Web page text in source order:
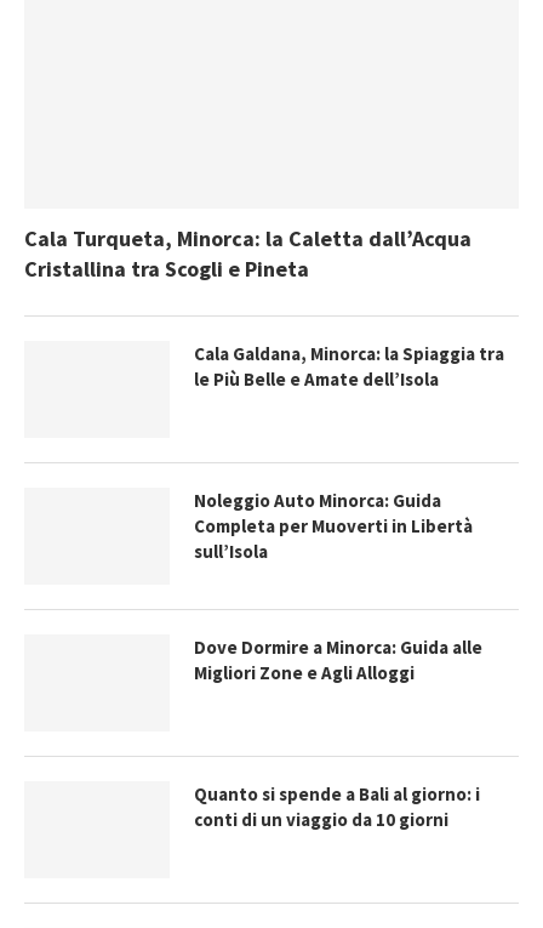
Cala Turqueta, Minorca: la Caletta dall’Acqua
Cristallina tra Scogli e Pineta
Cala Galdana, Minorca: la Spiaggia tra
le Più Belle e Amate dell’Isola
Noleggio Auto Minorca: Guida
Completa per Muoverti in Libertà
sull’Isola
Dove Dormire a Minorca: Guida alle
Migliori Zone e Agli Alloggi
Quanto si spende a Bali al giorno: i
conti di un viaggio da 10 giorni